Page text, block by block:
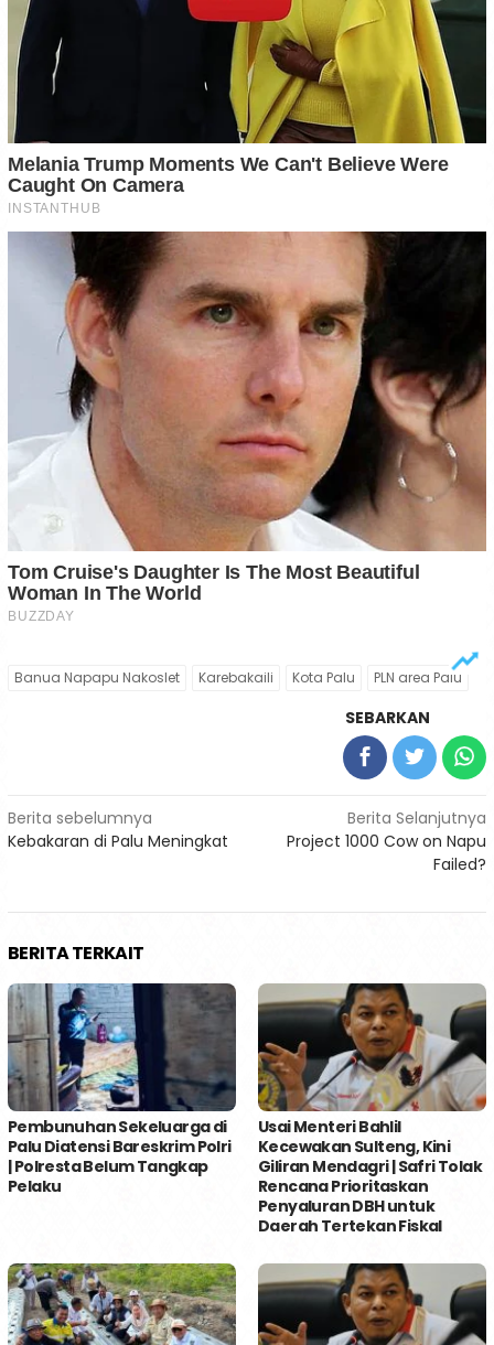
Banua Napapu Nakoslet Karebakaili Kota Palu PLN area Palu
SEBARKAN
Navigasi
pos
Berita sebelumnya
Kebakaran di Palu Meningkat
Berita Selanjutnya
Project 1000 Cow on Napu
Failed?
BERITA TERKAIT
Pembunuhan Sekeluarga di
Palu Diatensi Bareskrim Polri
| Polresta Belum Tangkap
Pelaku
Usai Menteri Bahlil
Kecewakan Sulteng, Kini
Giliran Mendagri | Safri Tolak
Rencana Prioritaskan
Penyaluran DBH untuk
Daerah Tertekan Fiskal